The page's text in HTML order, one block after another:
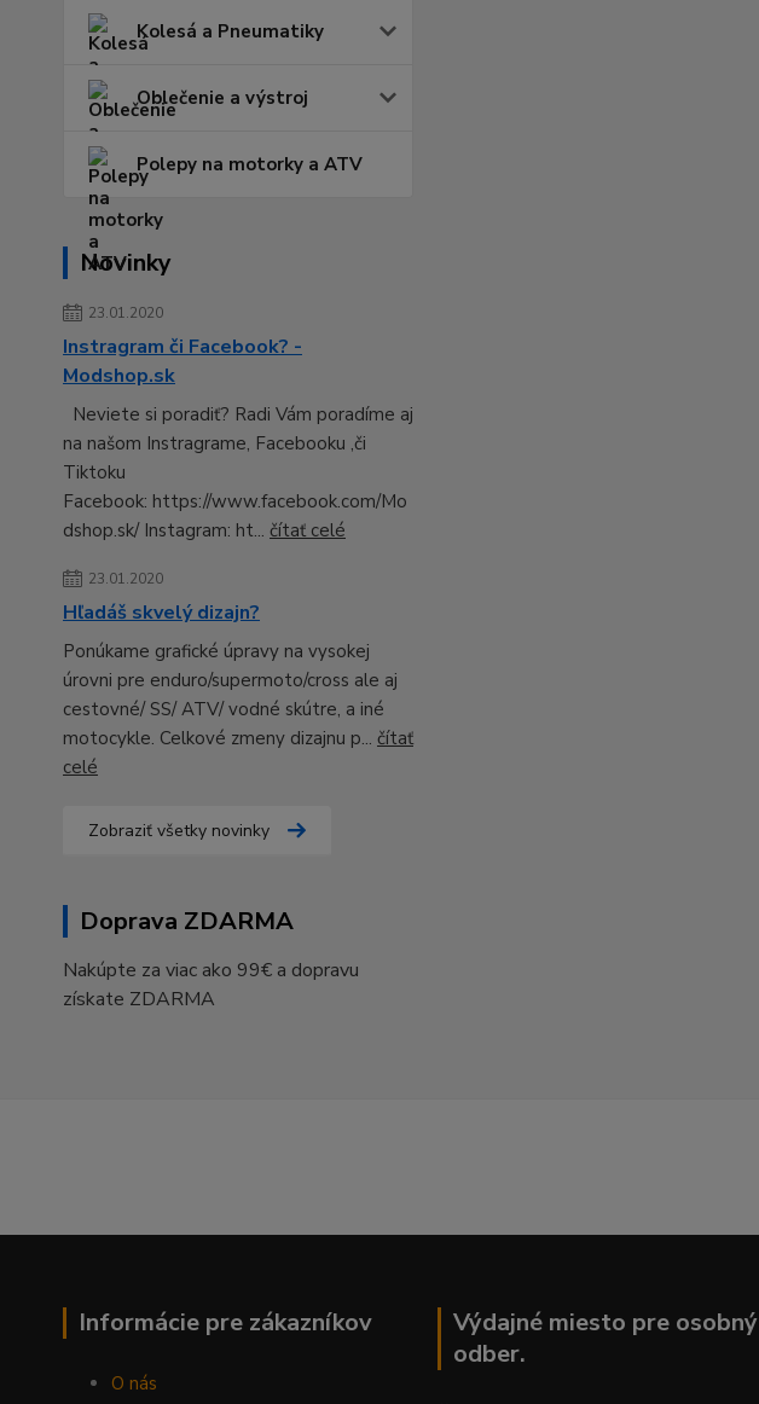
Kolesá a Pneumatiky
Oblečenie a výstroj
Polepy na motorky a ATV
Novinky
23.01.2020
Instragram či Facebook? -
Modshop.sk
Neviete si poradiť? Radi Vám poradíme aj
na našom Instragrame, Facebooku ,či
Tiktoku
Facebook: https://www.facebook.com/Mo
dshop.sk/ Instagram: ht... čítať celé
23.01.2020
Hľadáš skvelý dizajn?
Ponúkame grafické úpravy na vysokej
úrovni pre enduro/supermoto/cross ale aj
cestovné/ SS/ ATV/ vodné skútre, a iné
motocykle. Celkové zmeny dizajnu p... čítať
celé
Zobraziť všetky novinky
Doprava ZDARMA
Nakúpte za viac ako 99€ a dopravu
získate ZDARMA
Informácie pre zákazníkov
O nás
Výdajné miesto pre osobný
odber.